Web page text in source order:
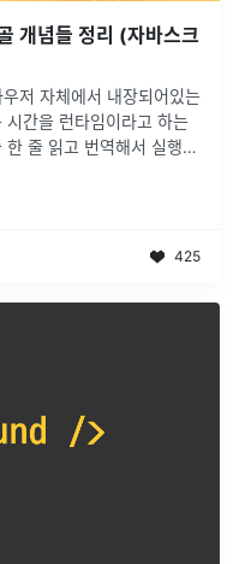
개념들 정리 (자바스크
저 자체에서 내장되어있는
간을 런타임이라고 하는
줄 읽고 번역해서 실행을
425